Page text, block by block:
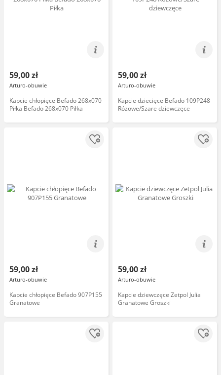
59,00 zł
Arturo-obuwie
Kapcie chłopięce Befado 268x070
Piłka Befado 268x070 Piłka
59,00 zł
Arturo-obuwie
Kapcie dziecięce Befado 109P248
Różowe/Szare dziewczęce
59,00 zł
Arturo-obuwie
Kapcie chłopięce Befado 907P155
Granatowe
59,00 zł
Arturo-obuwie
Kapcie dziewczęce Zetpol Julia
Granatowe Groszki